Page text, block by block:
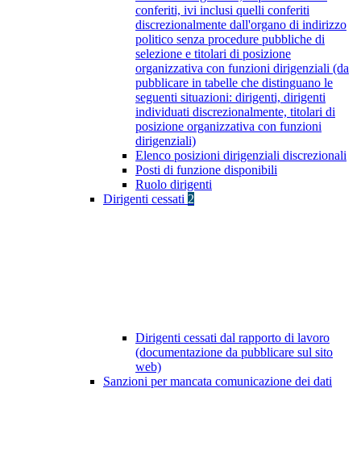
conferiti, ivi inclusi quelli conferiti
discrezionalmente dall'organo di indirizzo
politico senza procedure pubbliche di
selezione e titolari di posizione
organizzativa con funzioni dirigenziali (da
pubblicare in tabelle che distinguano le
seguenti situazioni: dirigenti, dirigenti
individuati discrezionalmente, titolari di
posizione organizzativa con funzioni
dirigenziali)
Elenco posizioni dirigenziali discrezionali
Posti di funzione disponibili
Ruolo dirigenti
Dirigenti cessati 2
Dirigenti cessati dal rapporto di lavoro
(documentazione da pubblicare sul sito
web)
Sanzioni per mancata comunicazione dei dati